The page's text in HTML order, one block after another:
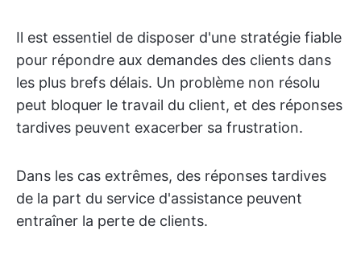
Il est essentiel de disposer d'une stratégie fiable
pour répondre aux demandes des clients dans
les plus brefs délais. Un problème non résolu
peut bloquer le travail du client, et des réponses
tardives peuvent exacerber sa frustration.
Dans les cas extrêmes, des réponses tardives
de la part du service d'assistance peuvent
entraîner la perte de clients.